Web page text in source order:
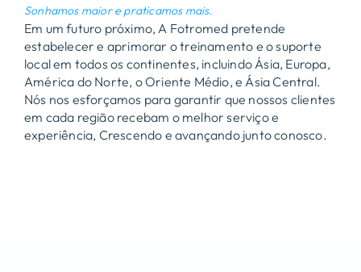
Sonhamos maior e praticamos mais.
Em um futuro próximo, A Fotromed pretende
estabelecer e aprimorar o treinamento e o suporte
local em todos os continentes, incluindo Ásia, Europa,
América do Norte, o Oriente Médio, e Ásia Central.
Nós nos esforçamos para garantir que nossos clientes
em cada região recebam o melhor serviço e
experiência, Crescendo e avançando junto conosco.